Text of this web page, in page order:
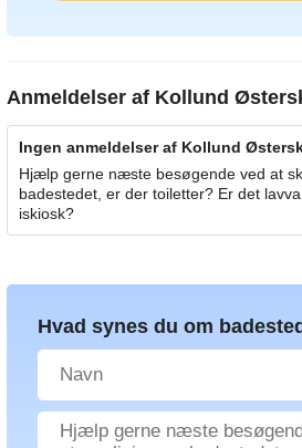
Anmeldelser af Kollund
Ingen anmeldelser af Kollund
Hjælp gerne næste besøgende ved at
badestedet, er der toiletter? Er det
iskiosk?
Hvad synes du om